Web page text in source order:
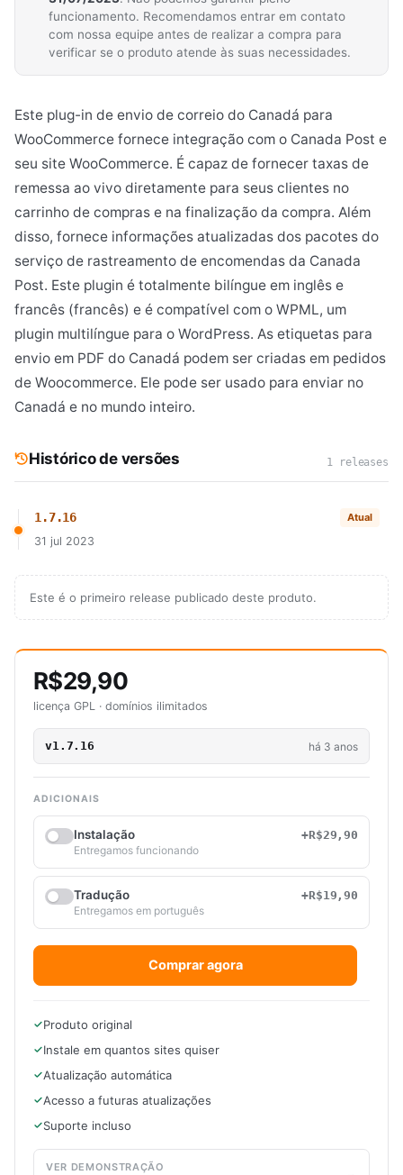
funcionamento. Recomendamos entrar em contato
com nossa equipe antes de realizar a compra para
verificar se o produto atende às suas necessidades.
Este plug-in de envio de correio do Canadá para
WooCommerce fornece integração com o Canada Post e
seu site WooCommerce. É capaz de fornecer taxas de
remessa ao vivo diretamente para seus clientes no
carrinho de compras e na finalização da compra. Além
disso, fornece informações atualizadas dos pacotes do
serviço de rastreamento de encomendas da Canada
Post. Este plugin é totalmente bilíngue em inglês e
francês (francês) e é compatível com o WPML, um
plugin multilíngue para o WordPress. As etiquetas para
envio em PDF do Canadá podem ser criadas em pedidos
de Woocommerce. Ele pode ser usado para enviar no
Canadá e no mundo inteiro.
Histórico de versões 1 releases
1.7.16 Atual
31 jul 2023
Este é o primeiro release publicado deste produto.
R$29,90
licença GPL · domínios ilimitados
v1.7.16 há 3 anos
ADICIONAIS
Instalação
+R$29,90
Entregamos funcionando
Tradução
+R$19,90
Entregamos em português
Comprar agora
Produto original
Instale em quantos sites quiser
Atualização automática
Acesso a futuras atualizações
Suporte incluso
VER DEMONSTRAÇÃO